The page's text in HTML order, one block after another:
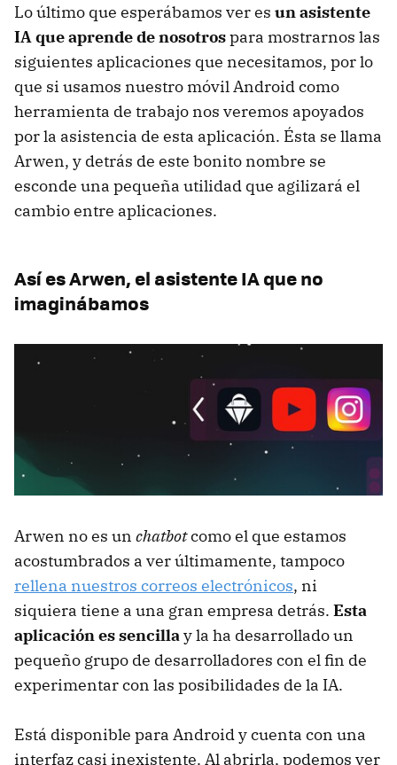
Lo último que esperábamos ver es un asistente
IA que aprende de nosotrospara mostrarnos las
siguientes aplicaciones que necesitamos, por lo
que si usamos nuestro móvil Android como
herramienta de trabajo nos veremos apoyados
por la asistencia de esta aplicación. Ésta se llama
Arwen, y detrás de este bonito nombre se
esconde una pequeña utilidad que agilizará el
cambio entre aplicaciones.
Así es Arwen, el asistente IA que no
imaginábamos
Arwen no es un chatbotcomo el que estamos
acostumbrados a ver últimamente, tampoco
rellena nuestros correos electrónicos, ni
siquiera tiene a una gran empresa detrás. Esta
aplicación es sencillay la ha desarrollado un
pequeño grupo de desarrolladores con el fin de
experimentar con las posibilidades de la IA.
Está disponible para Android y cuenta con una
interfaz casi inexistente. Al abrirla, podemos ver